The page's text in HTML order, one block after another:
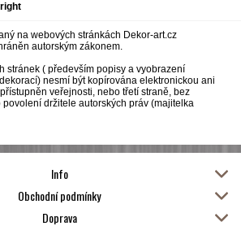
na webových stránkách Dekor-art.cz
autorským zákonem.
stránek ( především popisy a vyobrazení
nesmí být kopírována elektronickou ani
veřejnosti, nebo třetí straně, bez
držitele autorských práv (majitelka
Info
Obchodní podmínky
Doprava